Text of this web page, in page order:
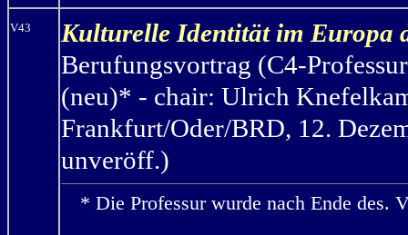
V43
Kulturelle Identität im Europa
Berufungsvortrag (C4-
(neu)* - chair: Ulrich
Frankfurt/Oder/BRD, 12.
unveröff.)
* Die Professur wurde nach Ende des.